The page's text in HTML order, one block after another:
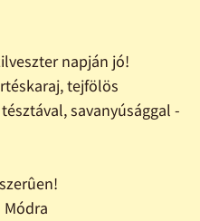
napján jó!
tejfölös
savanyúsággal -